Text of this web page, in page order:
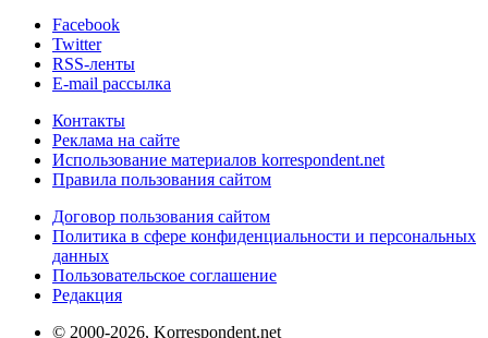
Facebook
Twitter
RSS-ленты
E-mail рассылка
Контакты
Реклама на сайте
Использование материалов korrespondent.net
Правила пользования сайтом
Договор пользования сайтом
Политика в сфере конфиденциальности и персональных
данных
Пользовательское соглашение
Редакция
© 2000-2026, Korrespondent.net